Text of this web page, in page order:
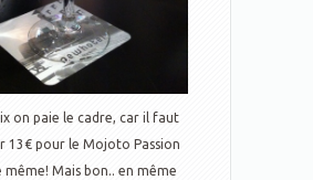
on paie le cadre, car il faut
13€ pour le Mojoto Passion
même! Mais bon.. en même